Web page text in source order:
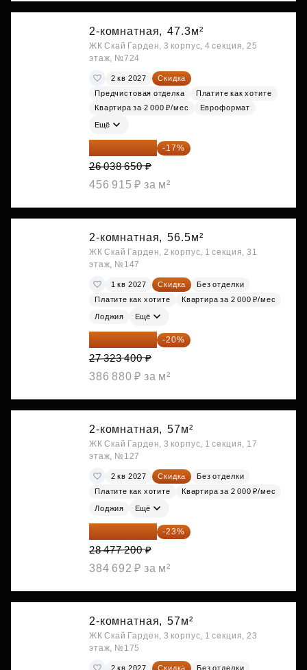
2-комнатная, 47.3м²
ЖК Скай Гарден, 3 корпус, 4 секция, 25
этаж, №724
2 кв 2027
Скидка
Предчистовая отделка
Платите как хотите
Квартира за 2 000 ₽/мес
Евроформат
Ещё
21 612 080 ₽ -17%
26 038 650 ₽
456 915 ₽ за м²
2-комнатная, 56.5м²
ЖК Скай Гарден, 2 корпус, 1 секция, 31
этаж, №147
1 кв 2027 Скидка
Без отделки
Платите как хотите
Квартира за 2 000 ₽/мес
Лоджия Ещё
21 858 720 ₽ -20%
27 323 400 ₽
386 880 ₽ за м²
2-комнатная, 57м²
ЖК Скай Гарден, 3 корпус, 1 секция, 17
этаж, №127
2 кв 2027 Скидка
Без отделки
Платите как хотите
Квартира за 2 000 ₽/мес
Лоджия Ещё
21 927 444 ₽ -23%
28 477 200 ₽
384 692 ₽ за м²
2-комнатная, 57м²
ЖК Скай Гарден, 3 корпус, 1 секция, 23
этаж, №175
2 кв 2027 Скидка Без отделки